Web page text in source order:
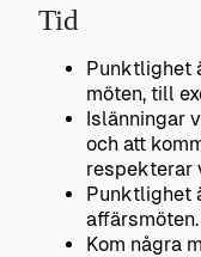
Tid
Punktlighet
möten, till
Islänningar
och att
respekterar
Punktlighet
affärsmöten.
Kom några